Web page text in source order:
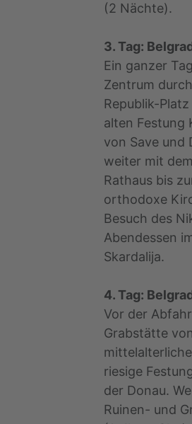
(2 Nächte).
3. Tag:
Ein ganzer
Zentrum
Republik-
alten Festung
von Save und
weiter mit
Rathaus bis
orthodoxe
Besuch des
Abendessen
Skardalija.
4. Tag:
Vor der
Grabstätte
riesige
der Donau.
Ruinen- und